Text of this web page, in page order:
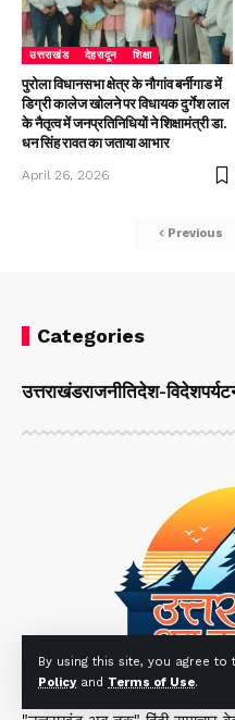
By using this site, you agree to
Policyand Terms of Use.
उत्तराखंड देहरादून शिक्षा
पुरोला विधानसभा क्षेत्र के नौगांव बर्नीगाड में
डिग्री कालेज खोलने पर विधायक दुर्गेश लाल
के नैतृत्व में जनप्रतिनिधियों ने शिक्षामंत्री डा.
धन सिंह रावत का जताया आभार
April 26, 2026
Previous
Categories
उत्तराखंडराजनीतिदेश-विदेश